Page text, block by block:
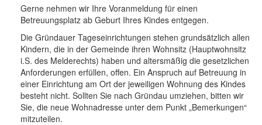
Gerne nehmen wir Ihre Voranmeldung für einen
Betreuungsplatz ab Geburt Ihres Kindes entgegen.
Die Gründauer Tageseinrichtungen stehen grundsätzlich allen
Kindern, die in der Gemeinde ihren Wohnsitz (Hauptwohnsitz
i.S. des Melderechts) haben und altersmäßig die gesetzlichen
Anforderungen erfüllen, offen. Ein Anspruch auf Betreuung in
einer Einrichtung am Ort der jeweiligen Wohnung des Kindes
besteht nicht. Sollten Sie nach Gründau umziehen, bitten wir
Sie, die neue Wohnadresse unter dem Punkt „Bemerkungen“
mitzuteilen.